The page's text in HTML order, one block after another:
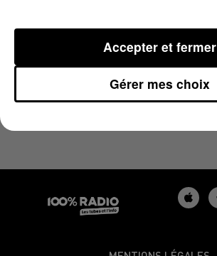
Gérer mes choix
Accepter et fermer